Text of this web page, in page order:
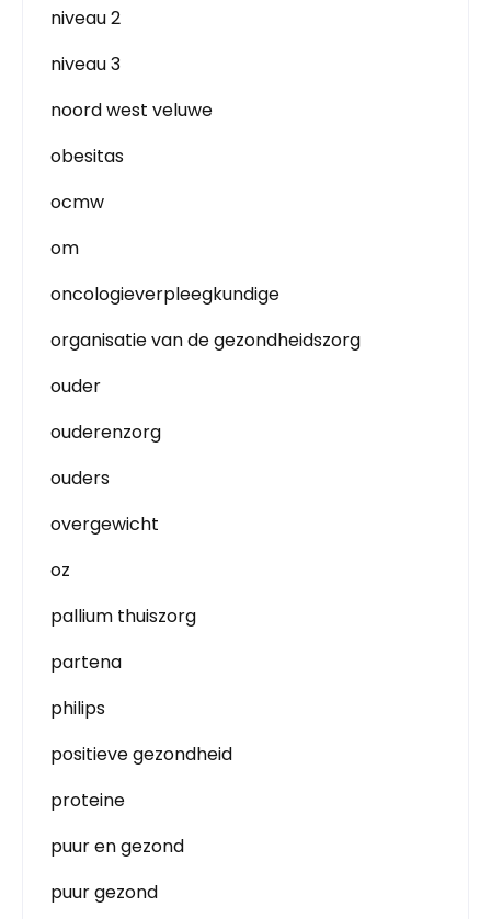
niveau 2
niveau 3
noord west veluwe
obesitas
ocmw
om
oncologieverpleegkundige
organisatie van de gezondheidszorg
ouder
ouderenzorg
ouders
overgewicht
oz
pallium thuiszorg
partena
philips
positieve gezondheid
proteine
puur en gezond
puur gezond